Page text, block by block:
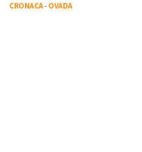
CRONACA-OVADA